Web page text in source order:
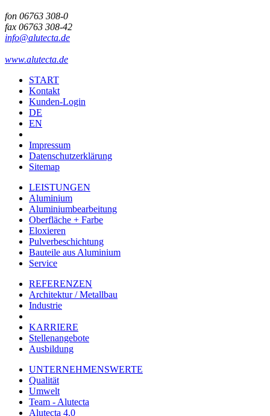
fon 06763 308-0
fax 06763 308-42
info@alutecta.de
www.alutecta.de
START
Kontakt
Kunden-Login
DE
EN
Impressum
Datenschutzerklärung
Sitemap
LEISTUNGEN
Aluminium
Aluminiumbearbeitung
Oberfläche + Farbe
Eloxieren
Pulverbeschichtung
Bauteile aus Aluminium
Service
REFERENZEN
Architektur / Metallbau
Industrie
KARRIERE
Stellenangebote
Ausbildung
UNTERNEHMENSWERTE
Qualität
Umwelt
Team - Alutecta
Alutecta 4.0